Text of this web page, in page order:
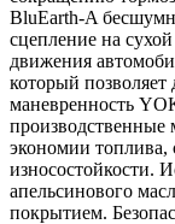
BluEarth-A
сцепление на
движения
который
маневренность
производственные
экономии топлива,
износостойкости.
апельсинового
покрытием.